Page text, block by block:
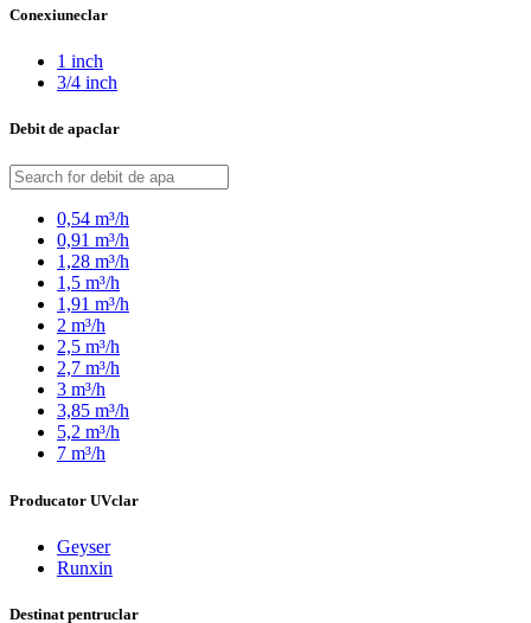
Conexiuneclar
1 inch
3/4 inch
Debit de apaclar
0,54 m³/h
0,91 m³/h
1,28 m³/h
1,5 m³/h
1,91 m³/h
2 m³/h
2,5 m³/h
2,7 m³/h
3 m³/h
3,85 m³/h
5,2 m³/h
7 m³/h
Producator UVclar
Geyser
Runxin
Destinat pentruclar